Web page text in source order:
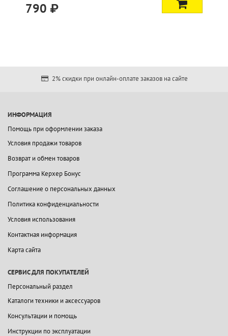
790 ₽
2% скидки при онлайн-оплате заказов на сайте
ИНФОРМАЦИЯ
Помощь при оформлении заказа
Условия продажи товаров
Возврат и обмен товаров
Программа Керхер Бонус
Соглашение о персональных данных
Политика конфиденциальности
Условия использования
Контактная информация
Карта сайта
СЕРВИС ДЛЯ ПОКУПАТЕЛЕЙ
Персональный раздел
Каталоги техники и аксессуаров
Консультации и помощь
Инструкции по эксплуатации